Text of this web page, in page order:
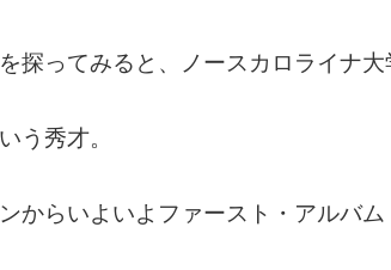
探ってみると、ノースカロライナ大
う秀才。
からいよいよファースト・アルバム